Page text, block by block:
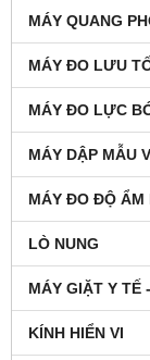
MÁY QUANG
MÁY ĐO LƯU
MÁY ĐO LỰC
MÁY DẬP MẪU
MÁY ĐO ĐỘ ẨM
LÒ NUNG
MÁY GIẶT Y TẾ
KÍNH HIỂN VI